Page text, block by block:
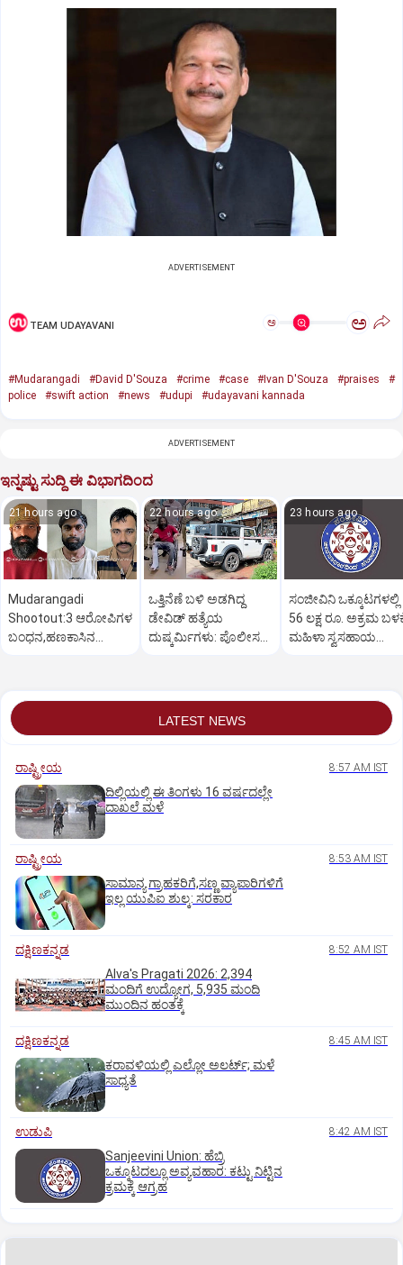
ADVERTISEMENT
TEAM UDAYAVANI ಅ ಅ
#Mudarangadi #David D'Souza #crime #case #Ivan D'Souza #praises
#
police
#swift action #news #udupi #udayavani kannada
ADVERTISEMENT
ಇನ್ನಷ್ಟು ಸುದ್ದಿ ಈ ವಿಭಾಗದಿಂದ
21 hours ago
Mudarangadi
Shootout:‌3 ಆರೋಪಿಗಳ
ಬಂಧನ,ಹಣಕಾಸಿನ
22 hours ago
ಒತ್ತಿನೆಣೆ ಬಳಿ ಅಡಗಿದ್ದ
ಡೇವಿಡ್‌ ಹತ್ಯೆಯ
ದುಷ್ಕರ್ಮಿಗಳು: ಪೊಲೀಸರ
23 hours ago
ಸಂಜೀವಿನಿ ಒಕ್ಕೂಟಗಳಲ್ಲಿ
56 ಲಕ್ಷ ರೂ. ಅಕ್ರಮ
ಮಹಿಳಾ ಸ್ವಸಹಾಯ
LATEST NEWS
ರಾಷ್ಟ್ರೀಯ 8:57 AM IST
ದಿಲ್ಲಿಯಲ್ಲಿ ಈ ತಿಂಗಳು 16 ವರ್ಷದಲ್ಲೇ
ದಾಖಲೆ ಮಳೆ
ರಾಷ್ಟ್ರೀಯ 8:53 AM IST
ಸಾಮಾನ್ಯ ಗ್ರಾಹಕರಿಗೆ,ಸಣ್ಣ ವ್ಯಾಪಾರಿಗಳಿಗೆ
ಇಲ್ಲ ಯುಪಿಐ ಶುಲ್ಕ: ಸರಕಾರ
ದಕ್ಷಿಣಕನ್ನಡ 8:52 AM IST
Alva's Pragati 2026: 2,394
ಮಂದಿಗೆ ಉದ್ಯೋಗ, 5,935 ಮಂದಿ
ಮುಂದಿನ ಹಂತಕ್ಕೆ
ದಕ್ಷಿಣಕನ್ನಡ 8:45 AM IST
ಕರಾವಳಿಯಲ್ಲಿ ಎಲ್ಲೋ ಅಲರ್ಟ್‌; ಮಳೆ
ಸಾಧ್ಯತೆ
ಉಡುಪಿ 8:42 AM IST
Sanjeevini Union: ಹೆಬ್ರಿ
ಒಕ್ಕೂಟದಲ್ಲೂ ಅವ್ಯವಹಾರ: ಕಟ್ಟು ನಿಟ್ಟಿನ
ಕ್ರಮಕ್ಕೆ ಆಗ್ರಹ